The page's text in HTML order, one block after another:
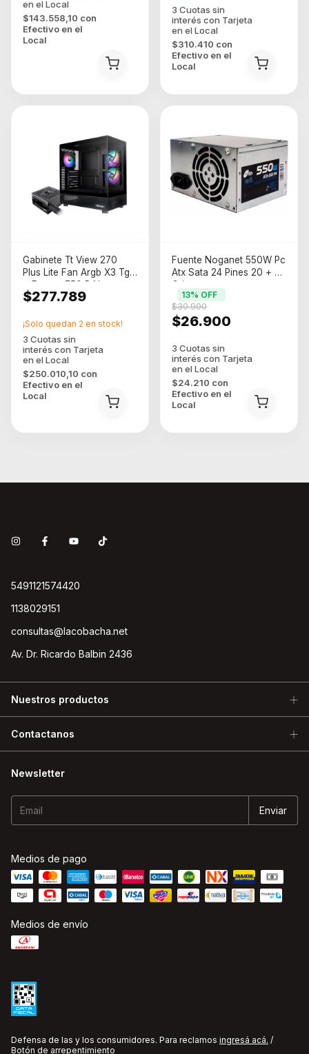
$143.558,10 con
Efectivo en el
Local
$310.410 con
Efectivo en el
Local
Gabinete Tt View 270
Plus Lite Fan Argb X3 Tg
+ Fuente 750 P Negro
$277.789
$250.010,10 con
Efectivo en el
Local
¡Solo quedan 2 en stock!
Fuente Noganet 550W Pc
Atx Sata 24 Pines 20 + 4
Gris
$26.900
$30.900
13% OFF
$24.210 con
Efectivo en el
Local
5491121574420
1138029151
consultas@lacobacha.net
Av. Dr. Ricardo Balbin 2436
Nuestros productos
Contactanos
Newsletter
Medios de pago
Medios de envío
Defensa de las y los consumidores. Para reclamos ingresá acá. /
Botón de arrepentimiento